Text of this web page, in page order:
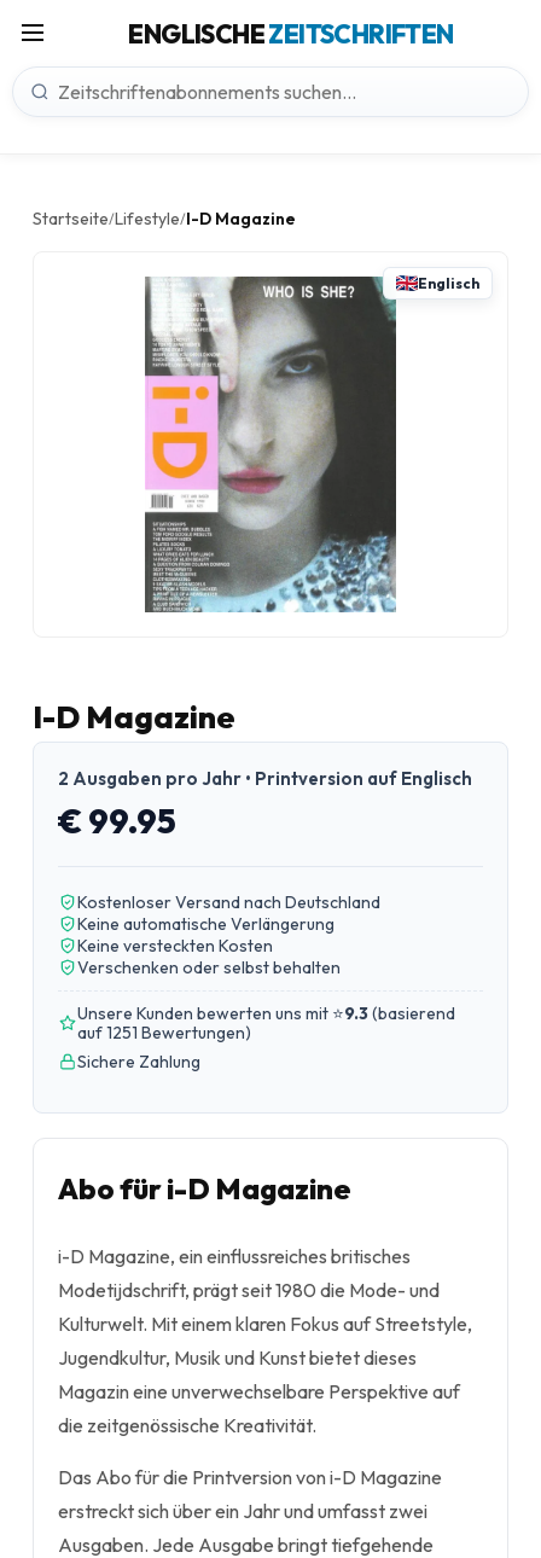
ENGLISCHEZEITSCHRIFTEN
Startseite/Lifestyle/I-D Magazine
Englisch
I-D Magazine
2 Ausgaben pro Jahr • Printversion auf Englisch
€ 99.95
Kostenloser Versand nach Deutschland
Keine automatische Verlängerung
Keine versteckten Kosten
Verschenken oder selbst behalten
Unsere Kunden bewerten uns mit ⭐9.3(basierend
auf 1251 Bewertungen)
Sichere Zahlung
Abo für i-D Magazine
i-D Magazine, ein einflussreiches britisches
Modetijdschrift, prägt seit 1980 die Mode- und
Kulturwelt. Mit einem klaren Fokus auf Streetstyle,
Jugendkultur, Musik und Kunst bietet dieses
Magazin eine unverwechselbare Perspektive auf
die zeitgenössische Kreativität.
Das Abo für die Printversion von i-D Magazine
erstreckt sich über ein Jahr und umfasst zwei
Ausgaben. Jede Ausgabe bringt tiefgehende